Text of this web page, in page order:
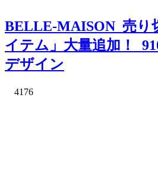
BELLE-MAISON_売り
イテム」大量追加！
デザイン
4176